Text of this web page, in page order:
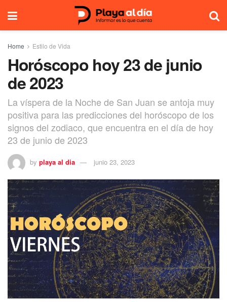
Home Estilo de Vida
Horóscopo hoy 23 de junio
de 2023
La víspera de la Noche de San Juan se antoja muy
positiva para las predicciones del horóscopo de los
signos del zodiaco, que encuentra en el día de hoy
23 de junio de 2023
by playa al dia junio 23, 2023